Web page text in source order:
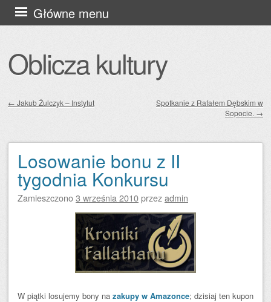
Oblicza kultury
Główne menu
Przejdź
do
← Jakub Żulczyk – Instytut
Spotkanie z Rafałem Dębskim w
Sopocie. →
Losowanie bonu z II
tygodnia Konkursu
Zamieszczono3 września 2010przezadmin
W piątki losujemy bony na zakupy w Amazonce; dzisiaj ten kupon